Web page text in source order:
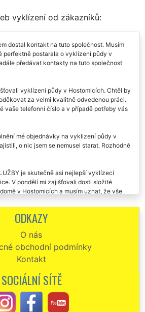
vyklízení od zákazníků:
dostal kontakt na tuto společnost. Musím
perfektně postarala o vyklizení půdy v
předávat kontakty na tuto společnost
vyklízení půdy v Hostomicích. Chtěl by
za velmi kvalitně odvedenou práci.
vaše telefonní číslo a v případě potřeby vás
mé objednávky na vyklizení půdy v
o nic jsem se nemusel starat. Rozhodně
je skutečně asi nejlepší vyklízecí
V pondělí mi zajišťovali dosti složité
v Hostomicích a musím uznat, že vše
tuto společnost.
se mi postarali minulý týden. Vaší společnost
skutečně perfektní a profesionální služby.
půdu uvnitř naší vily v Hostomicích.
naprosto skvěle. Zajistili rukáv,
vše zlikvidovali přesně podle mých
kompletní úklid celé půdy. Tento servis
ODKAZY
O nás
obchodní podmínky
Kontakt
SOCIÁLNÍ SÍTĚ